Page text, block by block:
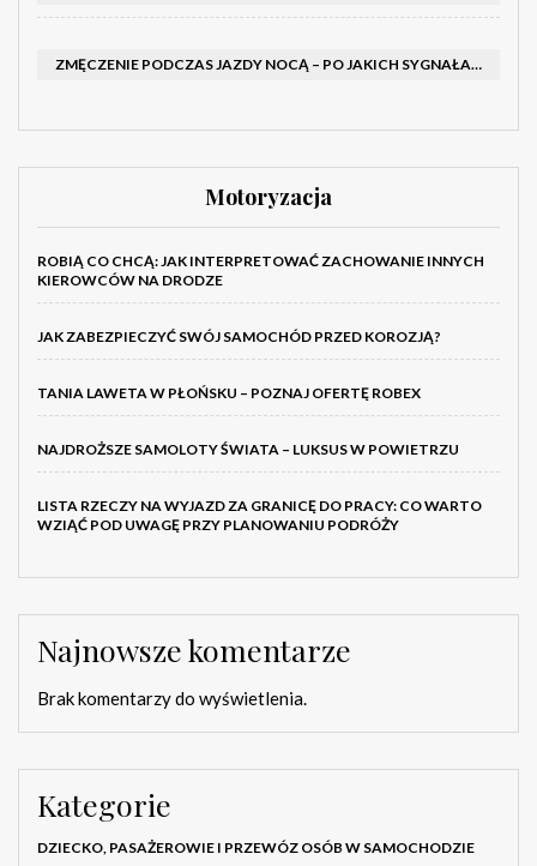
ZMĘCZENIE PODCZAS JAZDY NOCĄ – PO JAKICH SYGNAŁACH ROZPOZNAĆ SENNOŚĆ ZA KIEROWNICĄ I KIEDY ZROBIĆ PRZERWĘ
Motoryzacja
ROBIĄ CO CHCĄ: JAK INTERPRETOWAĆ ZACHOWANIE INNYCH
KIEROWCÓW NA DRODZE
JAK ZABEZPIECZYĆ SWÓJ SAMOCHÓD PRZED KOROZJĄ?
TANIA LAWETA W PŁOŃSKU – POZNAJ OFERTĘ ROBEX
NAJDROŻSZE SAMOLOTY ŚWIATA – LUKSUS W POWIETRZU
LISTA RZECZY NA WYJAZD ZA GRANICĘ DO PRACY: CO WARTO
WZIĄĆ POD UWAGĘ PRZY PLANOWANIU PODRÓŻY
Najnowsze komentarze
Brak komentarzy do wyświetlenia.
Kategorie
DZIECKO, PASAŻEROWIE I PRZEWÓZ OSÓB W SAMOCHODZIE